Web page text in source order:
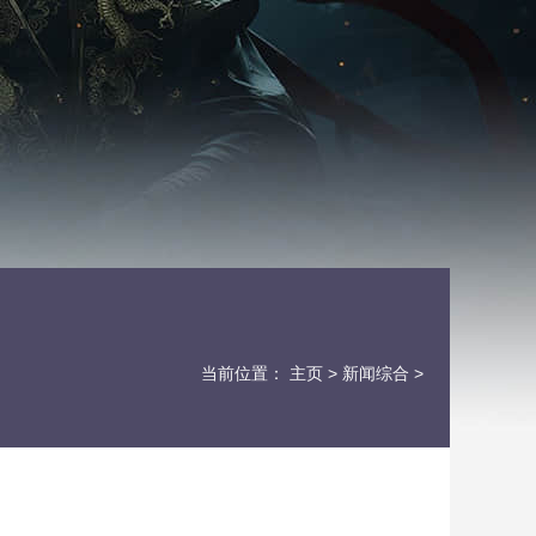
当前位置： 主页 > 新闻综合 >